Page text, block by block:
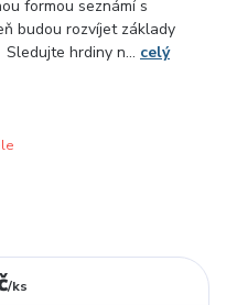
formou seznámí s
budou rozvíjet základy
hrdiny n... celý
/ks